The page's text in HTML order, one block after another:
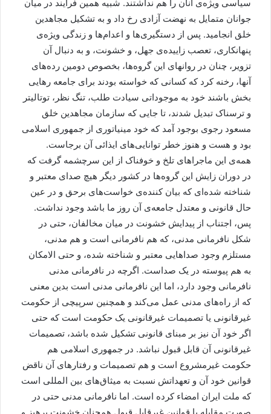
سیاسی ویژه‌ی آنان را هم نداشتند. شبیه همین فرآیند در میان
جوانان متمایل به نهضت آزادی رخ داد و به تشکیل مجاهدین
خلق انجامید. پس از دستگیری‌ها و اعدام‌ها و زندگی ویژه‌ی
پنهانکاری، تعصب زاییده‌ی جهل، و خشونت، و به دنبال آن
تزویر، چنان در روانهای این گروه‌ها، بخصوص دومین رده‌های
آنها، رخنه کرد که کسانی که خواسته بودند برای جامعه رهایی
بخش باشند خود به موجوداتی سیادت طلب، تنگ نظر، توتالیتر
و ترسناک تبدیل شدند، تا جایی که سازمان مجاهدین خلق
مسعود رجوی بوجود آمد که خود مینیاتوری از جمهوری اسلامی
بود و هست و هنوز خطر توانایی‌های ایذائی آن برجاست.
همه‌ی این ماجراهای تلخ و خوفناک از این سرچشمه گرفت که
در دوران زایش این گروه‌ها در کشور دیگر هیچ صدای معتبر و
شناخته شده‌ای که بیان کننده‌ی خواست‌های برحق و در عین
حال قانونی و معتدل جامعه‌ی آن روز ما باشد وجود نداشت.
پس، اجتناب از پیدایش خشونت در میان مخالفان، حتی در
شکل نافرمانی مدنی، که هم نافرمانی است و هم مدنی،
مستلزم وجود صداهایی معتبر و شناخته شده، و حتی الامکان
به هم پیوسته در یک صداست. اگرچه در نافرمانی مدنی
نافرمانی وجود دارد، اما این نافرمانی مدنی است بدین معنی
که از راه‌های مدنی عمل می‌کند و همچنین سرپیچی از حکومت
غیرقانونی یا تصمیمات غیرقانونی یک حکومت است که حتی
اگر خود آن نیز بر مبنای قانونی تشکیل شده باشد، تصمیمات
غیرقانونی آن قابل قبول نباشد. در جمهوری اسلامی هم
حکومت غیرمشروع است و هم تصمیمات و رفتارهای آن ناقض
قوانین خود آن و تعهداتش نسبت به میثاق‌های بین المللی است
که ملت ایران امضاء کرده است. اما نافرمانی مدنی حتی در
صورت مقابله با قوانین غیرقابل قبول همچنان خشونت پرهیز و